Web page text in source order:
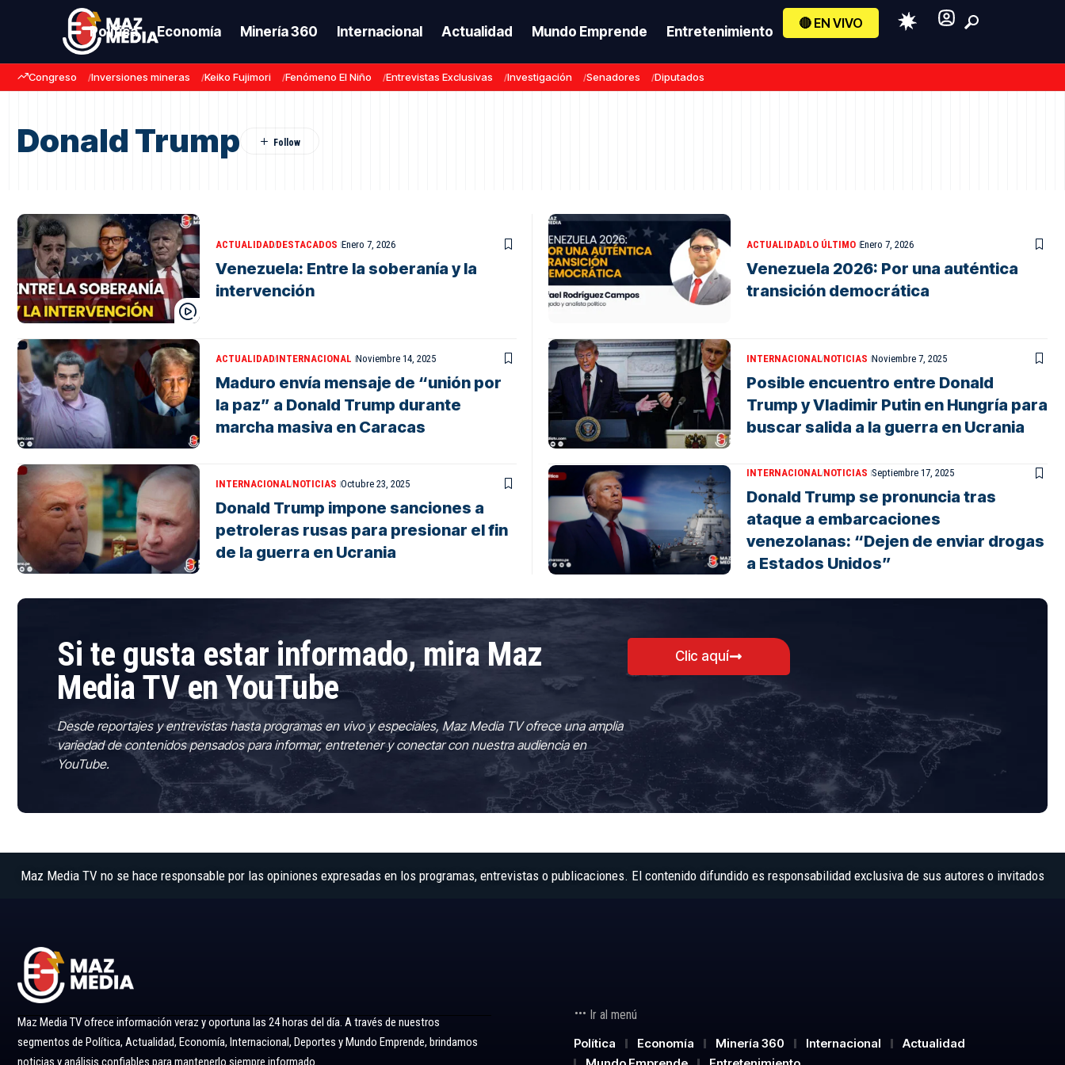
Política Economía Minería 360 Internacional Actualidad Mundo Emprende Entretenimiento
🔴 EN VIVO
Congreso Inversiones mineras Keiko Fujimori Fenómeno El Niño Entrevistas Exclusivas Investigación Senadores Diputados
Donald Trump
ACTUALIDADDESTACADOS Enero 7, 2026
Venezuela: Entre la soberanía y la
intervención
ACTUALIDADLO ÚLTIMO Enero 7, 2026
Venezuela 2026: Por una auténtica
transición democrática
ACTUALIDADINTERNACIONAL Noviembre 14, 2025
Maduro envía mensaje de “unión por
la paz” a Donald Trump durante
marcha masiva en Caracas
INTERNACIONALNOTICIAS Noviembre 7, 2025
Posible encuentro entre Donald
Trump y Vladimir Putin en Hungría para
buscar salida a la guerra en Ucrania
INTERNACIONALNOTICIAS Octubre 23, 2025
Donald Trump impone sanciones a
petroleras rusas para presionar el fin
de la guerra en Ucrania
INTERNACIONALNOTICIAS Septiembre 17, 2025
Donald Trump se pronuncia tras
ataque a embarcaciones
venezolanas: “Dejen de enviar drogas
a Estados Unidos”
Si te gusta estar informado, mira Maz
Media TV en YouTube
Desde reportajes y entrevistas hasta programas en vivo y especiales, Maz Media TV ofrece una amplia
variedad de contenidos pensados para informar, entretener y conectar con nuestra audiencia en
YouTube.
Clic aquí
Maz Media TV no se hace responsable por las opiniones expresadas en los programas, entrevistas o publicaciones. El contenido difundido es responsabilidad exclusiva de sus autores o invitados
Maz Media TV ofrece información veraz y oportuna las 24 horas del día. A través de nuestros
segmentos de Política, Actualidad, Economía, Internacional, Deportes y Mundo Emprende, brindamos
noticias y análisis confiables para mantenerlo siempre informado.
Ir al menú
Política
Economía Minería 360 Internacional
Actualidad